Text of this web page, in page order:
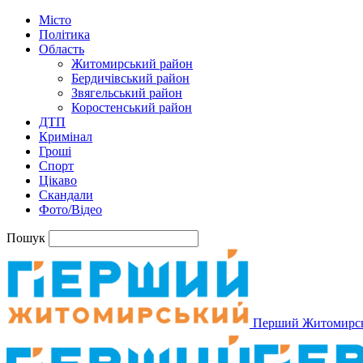
Місто
Політика
Область
Житомирський район
Бердичівський район
Звягельський район
Коростенський район
ДТП
Кримінал
Гроші
Спорт
Цікаво
Скандали
Фото/Відео
Пошук
Перший